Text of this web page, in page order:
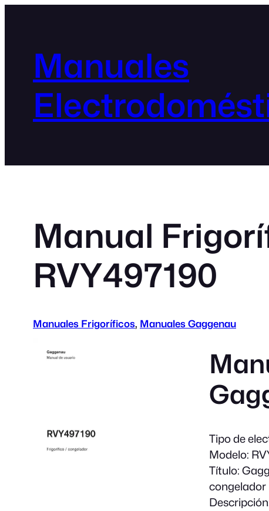
Manuales
Manual
RVY497190
Manuales Frigoríficos, Manuales Gaggenau
Tipo de
Modelo:
Título:
congelador